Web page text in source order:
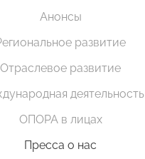
Анонсы
развитие
Отраслевое развитие
деятельность
ОПОРА в лицах
Пресса о нас